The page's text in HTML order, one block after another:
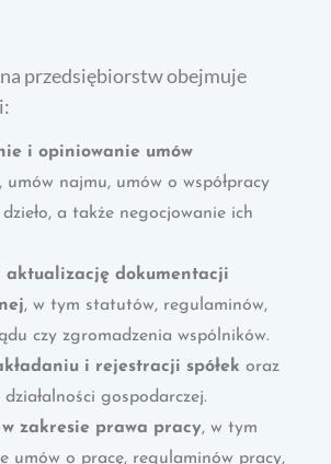
przedsiębiorstw obejmuje
i opiniowanie umów
umów najmu, umów o współpracy
a także negocjowanie ich
aktualizację dokumentacji
, w tym statutów, regulaminów,
czy zgromadzenia wspólników.
i rejestracji spółek oraz
gospodarczej.
w zakresie prawa pracy, w tym
umów o pracę, regulaminów pracy,